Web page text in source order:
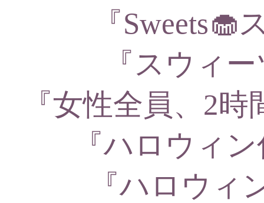
『
『スウィ
『女性全員、2
『ハロウィ
『ハロウィ